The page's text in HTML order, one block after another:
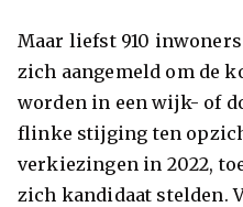
Maar liefst 910
zich aangemeld om de
worden in een wijk- of
flinke stijging ten
verkiezingen in 2022,
zich kandidaat stelden.